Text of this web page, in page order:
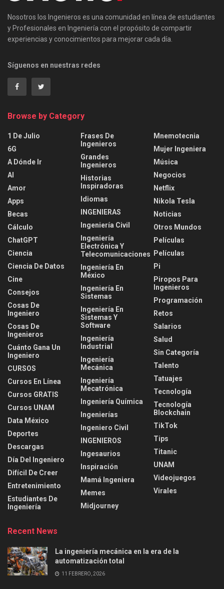
Nosotros los Ingenieros es una comunidad en línea de estudiantes
y Profesionales en Ingeniería con el propósito de compartir
experiencias y conocimientos para mejorar cada día.
Síguenos en nuestras redes
Browse by Category
1 De Julio
6G
A Dónde Ir
AI
Amor
Apps
Becas
Cálculo
ChatGPT
Ciencia
Ciencia De Datos
Cine
Consejos
Cosas De
Ingeniero
Cosas De
Ingenieros
Cuánto Gana Un
Ingeniero
CURSOS
Cursos En Línea
Cursos GRATIS
Cursos UNAM
Data México
Deportes
Descargas
Día Del Ingeniero
Difícil De Creer
Entretenimiento
Estudiantes De
Ingeniería
Frases De
Ingenieros
Grandes
Ingenieros
Historias
Inspiradoras
Idiomas
INGENIERAS
Ingeniería Civil
Ingeniería
Electrónica Y
Telecomunicaciones
Ingeniería En
México
Ingeniería En
Sistemas
Ingeniería En
Sistemas Y
Software
Ingeniería
Industrial
Ingeniería
Mecánica
Ingeniería
Mecatrónica
Ingeniería Química
Ingenierías
Ingeniero Civil
INGENIEROS
Ingesaurios
Inspiración
Mamá Ingeniera
Memes
Midjourney
Mnemotecnia
Mujer Ingeniera
Música
Negocios
Netflix
Nikola Tesla
Noticias
Otros Mundos
Películas
Películas
Pi
Piropos Para
Ingenieros
Programación
Retos
Salarios
Salud
Sin Categoría
Talento
Tatuajes
Tecnología
Tecnología
Blockchain
TikTok
Tips
Titanic
UNAM
Videojuegos
Virales
Recent News
La ingeniería mecánica en la era de la
automatización total
11 FEBRERO, 2026